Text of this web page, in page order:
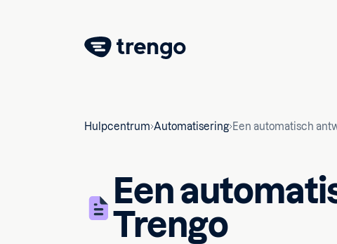
Hulpcentrum Automatisering Een automatisch
Een
Trengo